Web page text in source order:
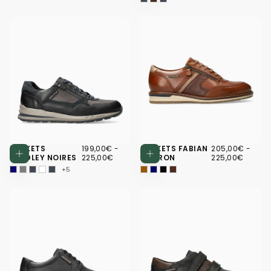
Choisissez des options
BASKETS
BRADLEY NOIRES
199,00€
PRIX
MINIMUM
199,00€ -
MAXIMUM
225,00€
+5
Choisissez
BASKETS FABIAN
MARRON
205,00€
PRIX
MINIMUM
205,00€ -
225,00€